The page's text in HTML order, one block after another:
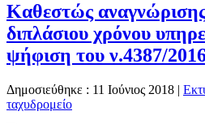
Καθεστώς
διπλάσιου χρόνου
ψήφιση του ν.4387/
Δημοσιεύθηκε : 11 Ιούνιος 2018 |
ταχυδρομείο